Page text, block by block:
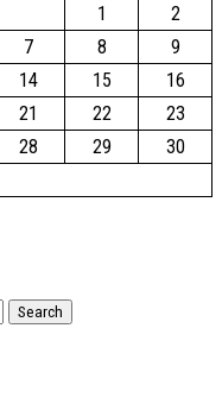
1
2
7 8
9
14 15
16
21 22
23
28 29
30
Search